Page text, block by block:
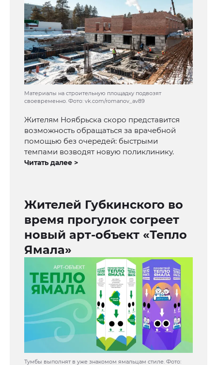
Материалы на строительную площадку подвозят
своевременно. Фото: vk.com/romanov_av89
Жителям Ноябрьска скоро представится
возможность обращаться за врачебной
помощью без очередей: быстрыми
темпами возводят новую поликлинику.
Читать далее >
Жителей Губкинского во
время прогулок согреет
новый арт-объект «Тепло
Ямала»
Тумбы выполнят в уже знакомом ямальцам стиле. Фото: